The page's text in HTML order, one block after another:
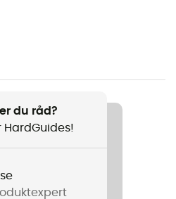
du råd?
HardGuides!